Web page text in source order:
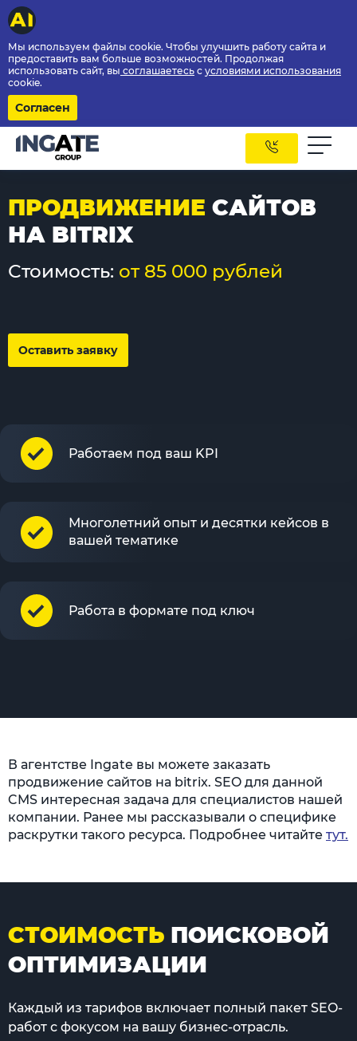
Мы используем файлы cookie. Чтобы улучшить работу сайта и
предоставить вам больше возможностей. Продолжая
использовать сайт, вы соглашаетесь с условиями использования
cookie.
Согласен
ПРОДВИЖЕНИЕ САЙТОВ
НА BITRIX
Стоимость: от 85 000 рублей
Оставить заявку
Работаем под ваш KPI
Многолетний опыт и десятки кейсов в
вашей тематике
Работа в формате под ключ
В агентстве Ingate вы можете заказать
продвижение сайтов на bitrix. SEO для данной
CMS интересная задача для специалистов нашей
компании. Ранее мы рассказывали о специфике
раскрутки такого ресурса. Подробнее читайте тут.
СТОИМОСТЬ ПОИСКОВОЙ
ОПТИМИЗАЦИИ
Каждый из тарифов включает полный пакет SEO-
работ с фокусом на вашу бизнес-отрасль.